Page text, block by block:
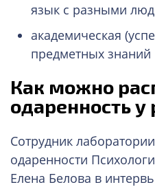
язык с разными
академическая
предметных знаний
Как можно
одаренность у
Сотрудник
одаренности
Елена Белова в